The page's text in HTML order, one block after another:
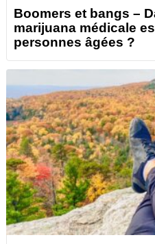
Boomers et bangs –
marijuana médicale
personnes âgées ?